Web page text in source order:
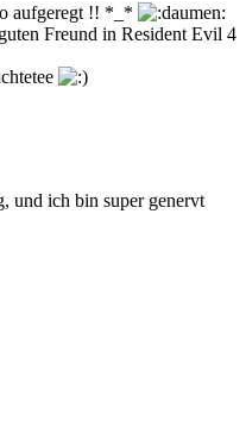
aufgeregt !! *_*
Freund in Resident Evil 4
und ich bin super genervt